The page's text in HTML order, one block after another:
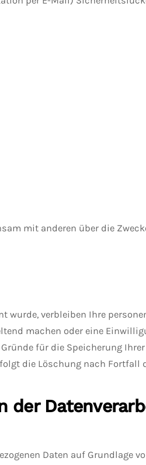
mit anderen über die
verbleiben Ihre
machen oder eine
für die Speicherung
die Löschung nach Fortfall
der
Daten auf Grundlage von